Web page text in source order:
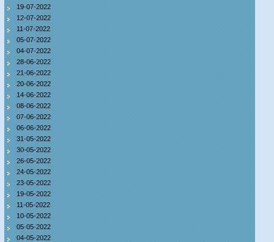
19-07-2022
12-07-2022
11-07-2022
05-07-2022
04-07-2022
28-06-2022
21-06-2022
20-06-2022
14-06-2022
08-06-2022
07-06-2022
06-06-2022
31-05-2022
30-05-2022
26-05-2022
24-05-2022
23-05-2022
19-05-2022
11-05-2022
10-05-2022
05-05-2022
04-05-2022